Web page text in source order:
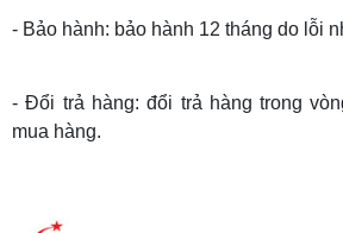
- Bảo hành: bảo hành 12 tháng do lỗi
- Đổi trả hàng: đổi trả hàng trong
mua hàng.